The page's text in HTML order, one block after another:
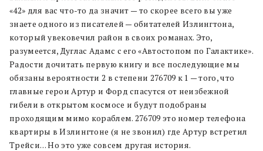
«42» для вас что-то да значит — то скорее всего вы уже
знаете одного из писателей — обитателей Излингтона,
который увековечил район в своих романах. Это,
разумеется, Дуглас Адамс с его «Автостопом по Галактике».
Радости дочитать первую книгу и все последующие мы
обязаны вероятности 2 в степени 276709 к 1 — того, что
главные герои Артур и Форд спасутся от неизбежной
гибели в открытом космосе и будут подобраны
проходящим мимо кораблем. 276709 это номер телефона
квартиры в Излингтоне (я не звонил) где Артур встретил
Трейси… Но это уже совсем другая история.